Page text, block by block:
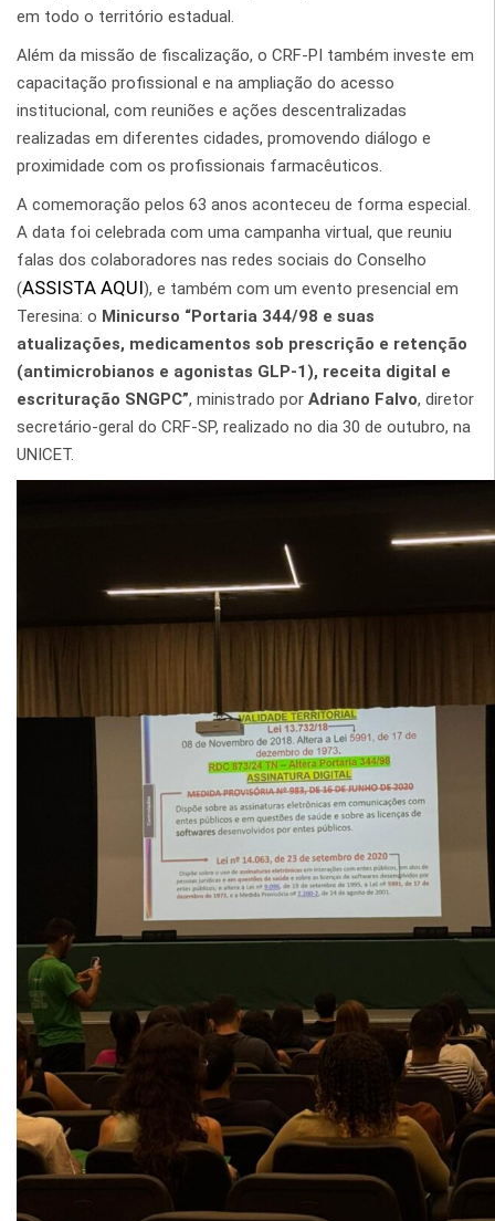
em todo o território estadual.
Além da missão de fiscalização, o CRF-PI também investe em
capacitação profissional e na ampliação do acesso
institucional, com reuniões e ações descentralizadas
realizadas em diferentes cidades, promovendo diálogo e
proximidade com os profissionais farmacêuticos.
A comemoração pelos 63 anos aconteceu de forma especial.
A data foi celebrada com uma campanha virtual, que reuniu
falas dos colaboradores nas redes sociais do Conselho
(ASSISTA AQUI), e também com um evento presencial em
Teresina: o Minicurso “Portaria 344/98 e suas
atualizações, medicamentos sob prescrição e retenção
(antimicrobianos e agonistas GLP-1), receita digital e
escrituração SNGPC”, ministrado por Adriano Falvo, diretor
secretário-geral do CRF-SP, realizado no dia 30 de outubro, na
UNICET.